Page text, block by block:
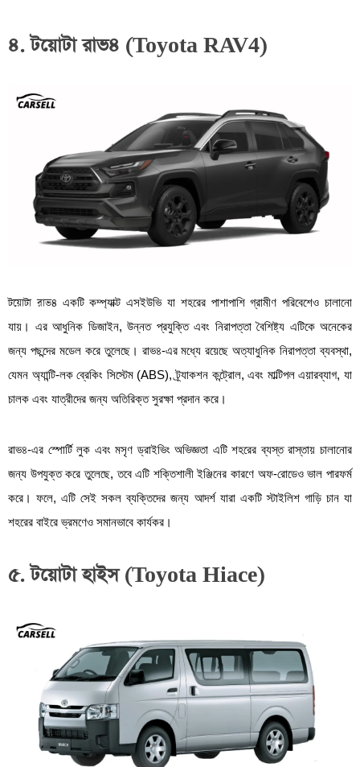
৪. টয়োটা রাভ৪ (Toyota RAV4)
টয়োটা রাভ৪ একটি কম্প্যাক্ট এসইউভি যা শহরের পাশাপাশি গ্রামীণ পরিবেশেও চালানো
যায়। এর আধুনিক ডিজাইন, উন্নত প্রযুক্তি এবং নিরাপত্তা বৈশিষ্ট্য এটিকে অনেকের
জন্য পছন্দের মডেল করে তুলেছে। রাভ৪-এর মধ্যে রয়েছে অত্যাধুনিক নিরাপত্তা ব্যবস্থা,
যেমন অ্যান্টি-লক ব্রেকিং সিস্টেম (ABS), ট্র্যাকশন কন্ট্রোল, এবং মাল্টিপল এয়ারব্যাগ, যা
চালক এবং যাত্রীদের জন্য অতিরিক্ত সুরক্ষা প্রদান করে।
রাভ৪-এর স্পোর্টি লুক এবং মসৃণ ড্রাইভিং অভিজ্ঞতা এটি শহরের ব্যস্ত রাস্তায় চালানোর
জন্য উপযুক্ত করে তুলেছে, তবে এটি শক্তিশালী ইঞ্জিনের কারণে অফ-রোডেও ভাল পারফর্ম
করে। ফলে, এটি সেই সকল ব্যক্তিদের জন্য আদর্শ যারা একটি স্টাইলিশ গাড়ি চান যা
শহরের বাইরে ভ্রমণেও সমানভাবে কার্যকর।
৫. টয়োটা হাইস (Toyota Hiace)